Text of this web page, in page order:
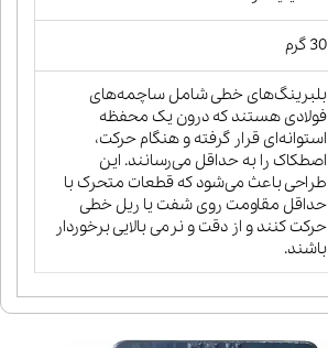
30 گرم
بلبرینگ‌های خطی شامل ساچمه‌های
فولادی هستند که درون یک محفظه
استوانه‌ای قرار گرفته و هنگام حرکت،
اصطکاک را به حداقل می‌رسانند. این
طراحی باعث می‌شود که قطعات متحرک با
حداقل مقاومت روی شفت یا ریل خطی
حرکت کنند و از دقت و نرمی بالایی برخوردار
باشند.